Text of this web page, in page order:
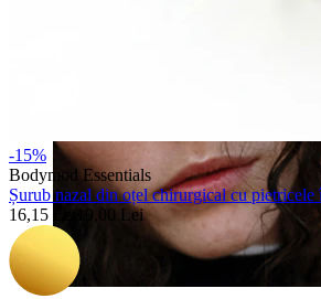
-15%
Bodymod Essentials
Șurub nazal din oțel chirurgical cu pietricele
16,15 Lei 19,00 Lei